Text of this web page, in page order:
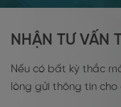
NHẬN TƯ VẤN
Nếu có bất kỳ thắc
lòng gửi thông tin